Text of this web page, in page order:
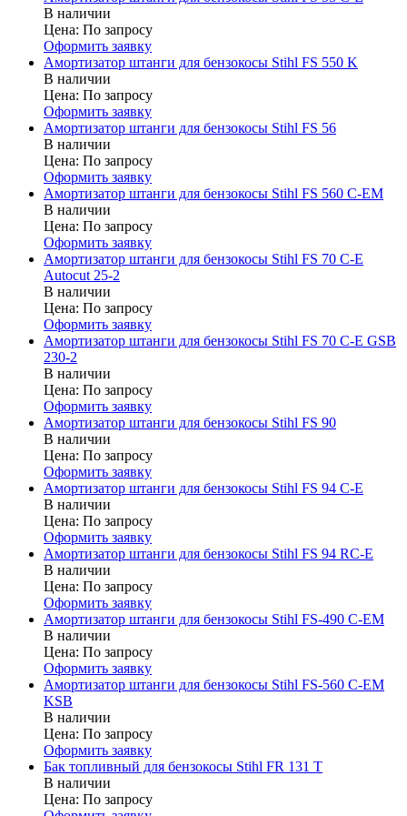
В наличии
Цена: По запросу
Оформить заявку
Амортизатор штанги для бензокосы Stihl FS 550 K
В наличии
Цена: По запросу
Оформить заявку
Амортизатор штанги для бензокосы Stihl FS 56
В наличии
Цена: По запросу
Оформить заявку
Амортизатор штанги для бензокосы Stihl FS 560 C-EM
В наличии
Цена: По запросу
Оформить заявку
Амортизатор штанги для бензокосы Stihl FS 70 C-E
Autocut 25-2
В наличии
Цена: По запросу
Оформить заявку
Амортизатор штанги для бензокосы Stihl FS 70 C-E GSB
230-2
В наличии
Цена: По запросу
Оформить заявку
Амортизатор штанги для бензокосы Stihl FS 90
В наличии
Цена: По запросу
Оформить заявку
Амортизатор штанги для бензокосы Stihl FS 94 C-E
В наличии
Цена: По запросу
Оформить заявку
Амортизатор штанги для бензокосы Stihl FS 94 RC-E
В наличии
Цена: По запросу
Оформить заявку
Амортизатор штанги для бензокосы Stihl FS-490 C-EM
В наличии
Цена: По запросу
Оформить заявку
Амортизатор штанги для бензокосы Stihl FS-560 C-EM
KSB
В наличии
Цена: По запросу
Оформить заявку
Бак топливный для бензокосы Stihl FR 131 T
В наличии
Цена: По запросу